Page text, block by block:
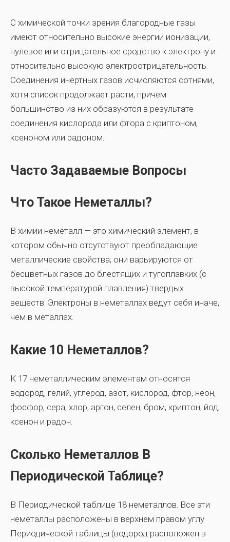
С химической точки зрения благородные газы
имеют относительно высокие энергии ионизации,
нулевое или отрицательное сродство к электрону и
относительно высокую электроотрицательность.
Соединения инертных газов исчисляются сотнями,
хотя список продолжает расти, причем
большинство из них образуются в результате
соединения кислорода или фтора с криптоном,
ксеноном или радоном.
Часто Задаваемые Вопросы
Что Такое Неметаллы?
В химии неметалл — это химический элемент, в
котором обычно отсутствуют преобладающие
металлические свойства; они варьируются от
бесцветных газов до блестящих и тугоплавких (с
высокой температурой плавления) твердых
веществ. Электроны в неметаллах ведут себя иначе,
чем в металлах.
Какие 10 Неметаллов?
К 17 неметаллическим элементам относятся
водород, гелий, углерод, азот, кислород, фтор, неон,
фосфор, сера, хлор, аргон, селен, бром, криптон, йод,
ксенон и радон.
Сколько Неметаллов В
Периодической Таблице?
В Периодической таблице 18 неметаллов. Все эти
неметаллы расположены в верхнем правом углу
Периодической таблицы (водород расположен в